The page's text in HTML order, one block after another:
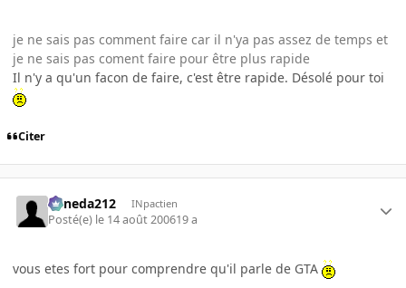
je ne sais pas comment faire car il n'ya pas assez de temps et
je ne sais pas coment faire pour être plus rapide
Il n'y a qu'un facon de faire, c'est être rapide. Désolé pour toi
Citer
keneda212 INpactien
Posté(e) le 14 août 200619 a
vous etes fort pour comprendre qu'il parle de GTA